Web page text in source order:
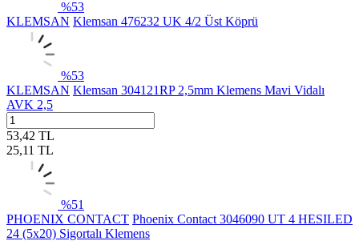
%53
KLEMSAN Klemsan 476232 UK 4/2 Üst Köprü
%53
KLEMSAN Klemsan 304121RP 2,5mm Klemens Mavi Vidalı
AVK 2,5
53,42 TL
25,11 TL
%51
PHOENIX CONTACT Phoenix Contact 3046090 UT 4 HESILED
24 (5x20) Sigortalı Klemens